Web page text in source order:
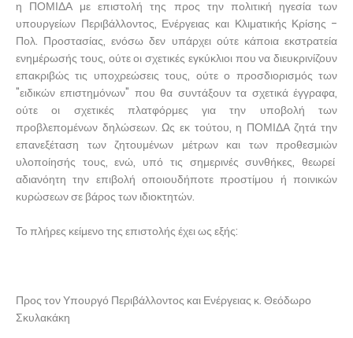
η ΠΟΜΙΔΑ με επιστολή της προς την πολιτική ηγεσία των
υπουργείων Περιβάλλοντος, Ενέργειας και Κλιματικής Κρίσης -
Πολ. Προστασίας, ενόσω δεν υπάρχει ούτε κάποια εκστρατεία
ενημέρωσής τους, ούτε οι σχετικές εγκύκλιοι που να διευκρινίζουν
επακριβώς τις υποχρεώσεις τους, ούτε ο προσδιορισμός των
"ειδικών επιστημόνων" που θα συντάξουν τα σχετικά έγγραφα,
ούτε οι σχετικές πλατφόρμες για την υποβολή των
προβλεπομένων δηλώσεων. Ως εκ τούτου, η ΠΟΜΙΔΑ ζητά την
επανεξέταση των ζητουμένων μέτρων και των προθεσμιών
υλοποίησής τους, ενώ, υπό τις σημερινές συνθήκες, θεωρεί
αδιανόητη την επιβολή οποιουδήποτε προστίμου ή ποινικών
κυρώσεων σε βάρος των ιδιοκτητών.
Το πλήρες κείμενο της επιστολής έχει ως εξής:
Προς τον Υπουργό Περιβάλλοντος και Ενέργειας κ. Θεόδωρο
Σκυλακάκη